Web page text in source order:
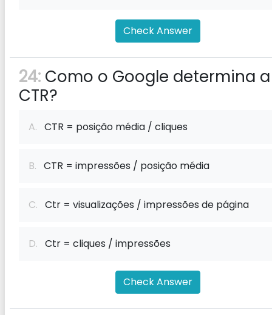
Check Answer
24: Como o Google determina a
CTR?
A. CTR = posição média / cliques
B. CTR = impressões / posição média
C. Ctr = visualizações / impressões de página
D. Ctr = cliques / impressões
Check Answer